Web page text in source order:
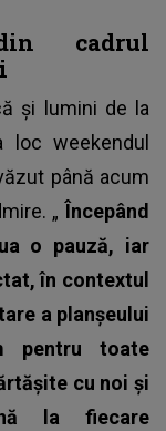
cadrul
și lumini de la
loc weekendul
până acum
„ Începând
o pauză, iar
în contextul
a planșeului
pentru toate
cu noi și
la fiecare